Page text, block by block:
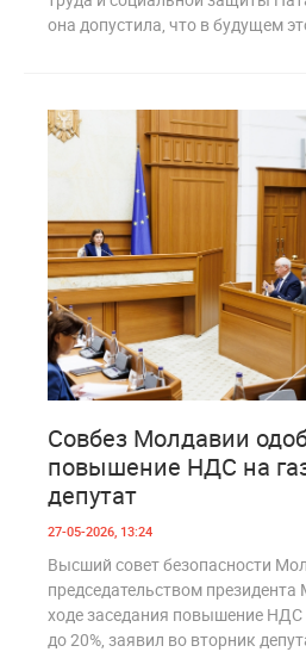
она допустила, что в будущем
5
Совбез Молдавии
повышение НДС на
депутат
27-05-2026, 13:24
Высший совет безопасности
председательством
ходе заседания повышение НДС
до 20%, заявил во вторник